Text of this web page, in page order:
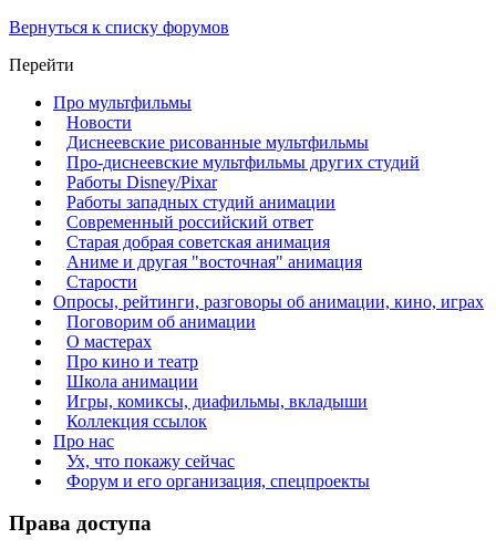
Вернуться к списку форумов
Перейти
Про мультфильмы
Новости
Диснеевские рисованные мультфильмы
Про-диснеевские мультфильмы других студий
Работы Disney/Pixar
Работы западных студий анимации
Современный российский ответ
Старая добрая советская анимация
Аниме и другая "восточная" анимация
Старости
Опросы, рейтинги, разговоры об анимации, кино, играх
Поговорим об анимации
О мастерах
Про кино и театр
Школа анимации
Игры, комиксы, диафильмы, вкладыши
Коллекция ссылок
Про нас
Ух, что покажу сейчас
Форум и его организация, спецпроекты
Права доступа